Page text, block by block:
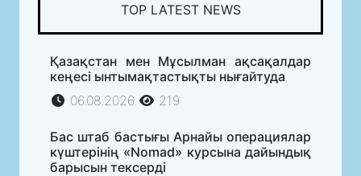
TOP LATEST NEWS
Қазақстан мен Мұсылман ақсақалдар
кеңесі ынтымақтастықты нығайтуда
06.08.2026
219
Бас штаб бастығы Арнайы операциялар
күштерінің «Nomad» курсына дайындық
барысын тексерді